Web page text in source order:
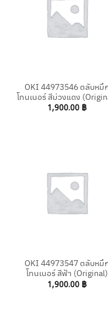
OKI 44973546 ตลับหมึ
โทนเนอร์ สีม่วงแดง
1,900.00 ฿
OKI 44973547 ตลับหมึ
โทนเนอร์ สีฟ้า (Original)
1,900.00 ฿